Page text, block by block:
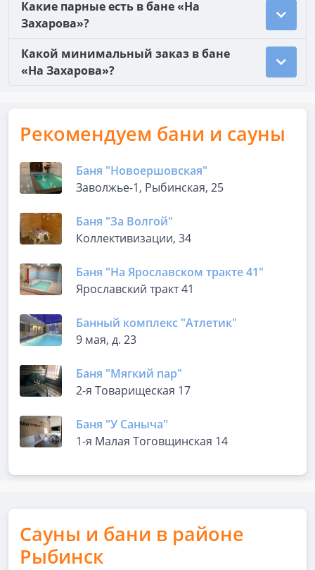
Какие парные есть в бане «На
Захарова»?
Какой минимальный заказ в бане
«На Захарова»?
Рекомендуем бани и сауны
Баня "Новоершовская"
Заволжье-1, Рыбинская, 25
Баня "За Волгой"
Коллективизации, 34
Баня "На Ярославском тракте 41"
Ярославский тракт 41
Банный комплекс "Атлетик"
9 мая, д. 23
Баня "Мягкий пар"
2-я Товарищеская 17
Баня "У Саныча"
1-я Малая Тоговщинская 14
Сауны и бани в районе
Рыбинск